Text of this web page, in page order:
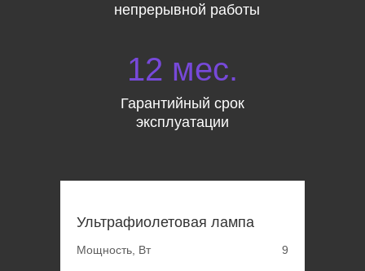
Ультрафиолетовая лампа
Мощность, Вт 9
непрерывной работы
12 мес.
Гарантийный срок
эксплуатации